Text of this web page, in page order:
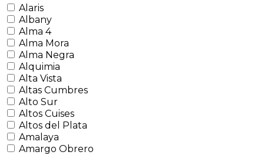
Alaris
Albany
Alma 4
Alma Mora
Alma Negra
Alquimia
Alta Vista
Altas Cumbres
Alto Sur
Altos Cuises
Altos del Plata
Amalaya
Amargo Obrero